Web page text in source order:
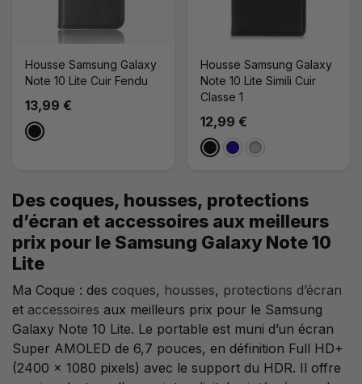
Housse Samsung Galaxy
Note 10 Lite Cuir Fendu
13,99 €
Noir
Housse Samsung Galaxy
Note 10 Lite Simili Cuir
Classe 1
12,99 €
NoirBleu Foncé
Argenté
Des coques, housses, protections
d’écran et accessoires aux meilleurs
prix pour le Samsung Galaxy Note 10
Lite
Ma Coque : des coques, housses, protections d’écran
et accessoires aux meilleurs prix pour le Samsung
Galaxy Note 10 Lite. Le portable est muni d’un écran
Super AMOLED de 6,7 pouces, en définition Full HD+
(2400 x 1080 pixels) avec le support du HDR. Il offre